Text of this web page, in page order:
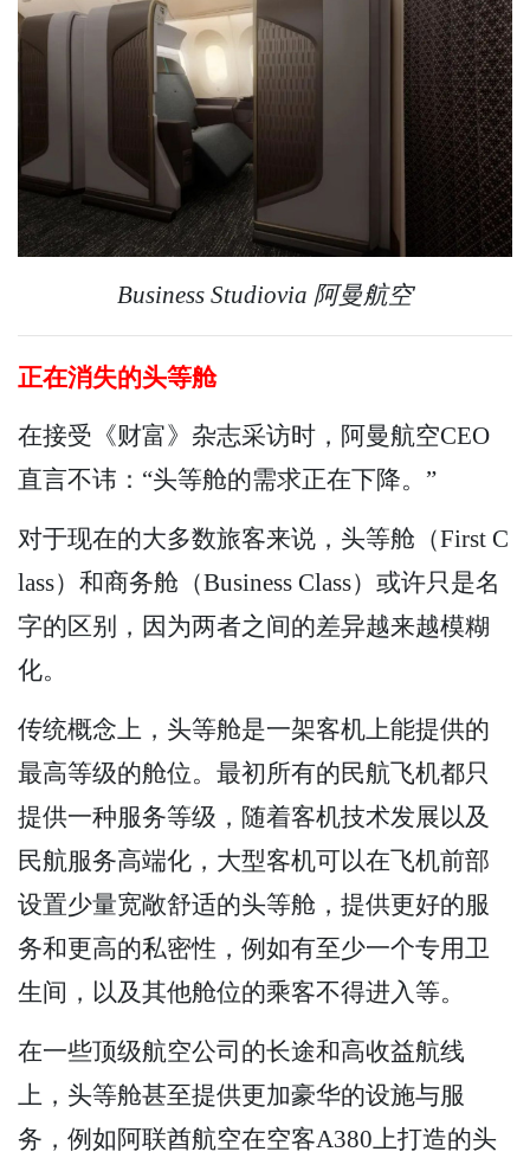
Business Studiovia 阿曼航空
正在消失的头等舱
在接受《财富》杂志采访时，阿曼航空CEO
直言不讳：“头等舱的需求正在下降。”
对于现在的大多数旅客来说，头等舱（First C
lass）和商务舱（Business Class）或许只是名
字的区别，因为两者之间的差异越来越模糊
化。
传统概念上，头等舱是一架客机上能提供的
最高等级的舱位。最初所有的民航飞机都只
提供一种服务等级，随着客机技术发展以及
民航服务高端化，大型客机可以在飞机前部
设置少量宽敞舒适的头等舱，提供更好的服
务和更高的私密性，例如有至少一个专用卫
生间，以及其他舱位的乘客不得进入等。
在一些顶级航空公司的长途和高收益航线
上，头等舱甚至提供更加豪华的设施与服
务，例如阿联酋航空在空客A380上打造的头